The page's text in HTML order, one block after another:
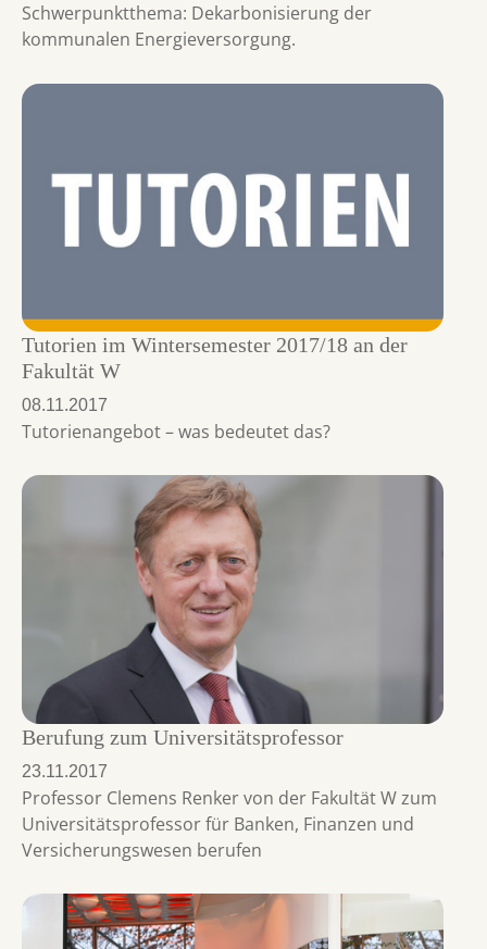
Schwerpunktthema: Dekarbonisierung der
kommunalen Energieversorgung.
Tutorien im Wintersemester 2017/18 an der
Fakultät W
08.11.2017
Tutorienangebot – was bedeutet das?
Berufung zum Universitätsprofessor
23.11.2017
Professor Clemens Renker von der Fakultät W zum
Universitätsprofessor für Banken, Finanzen und
Versicherungswesen berufen